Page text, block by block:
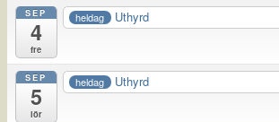
SEP
4
fre
heldag Uthyrd
SEP
5
lör
heldag Uthyrd